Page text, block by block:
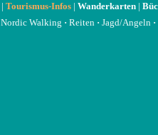
| Tourismus-Infos | Wanderkarten |
Nordic Walking · Reiten · Jagd/Angeln ·